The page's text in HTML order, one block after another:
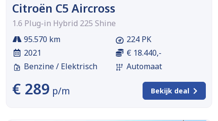
Citroën C5 Aircross
1.6 Plug-in Hybrid 225 Shine
95.570 km
2021
Benzine / Elektrisch
224 PK
€ 18.440,-
Automaat
€ 289 p/m Bekijk deal